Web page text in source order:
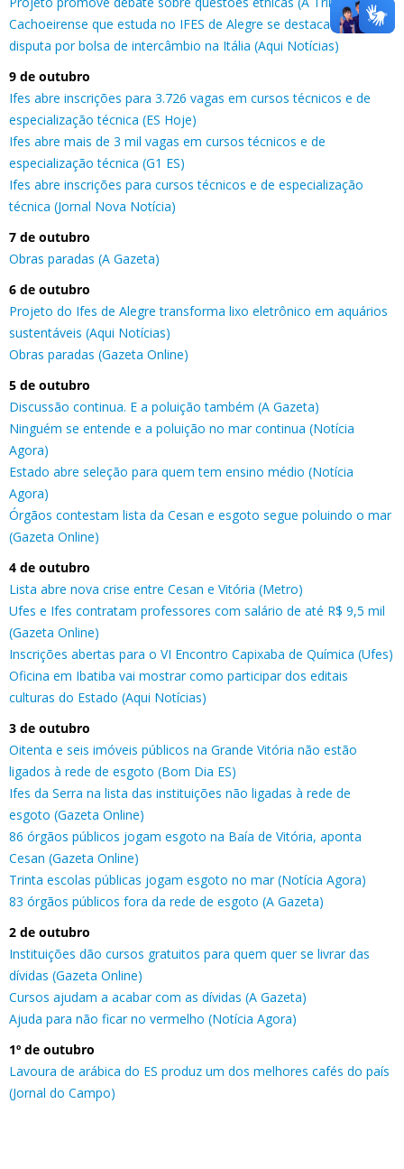
Cachoeirense que estuda no IFES de Alegre se destaca em
disputa por bolsa de intercâmbio na Itália (Aqui Notícias)
9 de outubro
Ifes abre inscrições para 3.726 vagas em cursos técnicos e de
especialização técnica (ES Hoje)
Ifes abre mais de 3 mil vagas em cursos técnicos e de
especialização técnica (G1 ES)
Ifes abre inscrições para cursos técnicos e de especialização
técnica (Jornal Nova Notícia)
7 de outubro
Obras paradas (A Gazeta)
6 de outubro
Projeto do Ifes de Alegre transforma lixo eletrônico em aquários
sustentáveis (Aqui Notícias)
Obras paradas (Gazeta Online)
5 de outubro
Discussão continua. E a poluição também (A Gazeta)
Ninguém se entende e a poluição no mar continua (Notícia
Agora)
Estado abre seleção para quem tem ensino médio (Notícia
Agora)
Órgãos contestam lista da Cesan e esgoto segue poluindo o mar
(Gazeta Online)
4 de outubro
Lista abre nova crise entre Cesan e Vitória (Metro)
Ufes e Ifes contratam professores com salário de até R$ 9,5 mil
(Gazeta Online)
Inscrições abertas para o VI Encontro Capixaba de Química (Ufes)
Oficina em Ibatiba vai mostrar como participar dos editais
culturas do Estado (Aqui Notícias)
3 de outubro
Oitenta e seis imóveis públicos na Grande Vitória não estão
ligados à rede de esgoto (Bom Dia ES)
Ifes da Serra na lista das instituições não ligadas à rede de
esgoto (Gazeta Online)
86 órgãos públicos jogam esgoto na Baía de Vitória, aponta
Cesan (Gazeta Online)
Trinta escolas públicas jogam esgoto no mar (Notícia Agora)
83 órgãos públicos fora da rede de esgoto (A Gazeta)
2 de outubro
Instituições dão cursos gratuitos para quem quer se livrar das
dívidas (Gazeta Online)
Cursos ajudam a acabar com as dívidas (A Gazeta)
Ajuda para não ficar no vermelho (Notícia Agora)
1º de outubro
Lavoura de arábica do ES produz um dos melhores cafés do país
(Jornal do Campo)